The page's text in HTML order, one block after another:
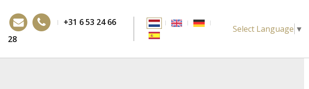
+31 6 53 24 66
28
Select Language ▼